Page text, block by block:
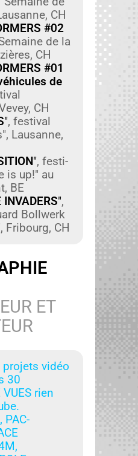
CH
#02
de la
CH
#01
de
CH
", fes­ti­val
Lau­sanne,
", fes­ti­
is up!" au
BE
INVADERS",
Boll­w­erk
Fri­bourg, CH
ET
pro­jets vidéo
30
VUES rien
PAC-